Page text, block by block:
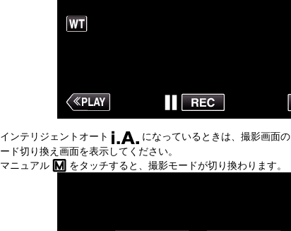
インテリジェントオート になっているときは、撮影画面の
ード切り換え画面を表示してください。
マニュアル
をタッチすると、撮影モードが切り換わります。